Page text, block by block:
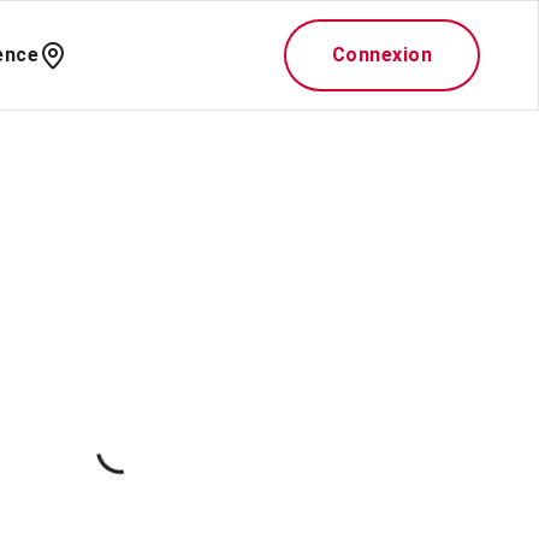
Connexion